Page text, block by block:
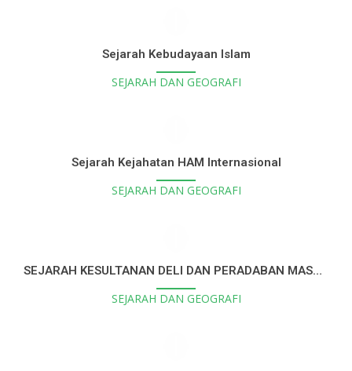
Sejarah Kebudayaan Islam
SEJARAH DAN GEOGRAFI
Sejarah Kejahatan HAM Internasional
SEJARAH DAN GEOGRAFI
SEJARAH KESULTANAN DELI DAN PERADABAN MASYARAKATNYA
SEJARAH DAN GEOGRAFI